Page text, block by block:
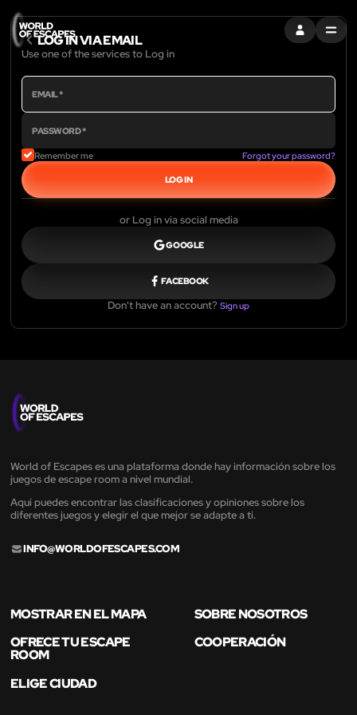
ENTRARMENU
LOG IN VIA EMAIL
Use one of the services to Log in
Remember me Forgot your password?
LOG IN
or Log in via social media
GOOGLE
FACEBOOK
Don't have an account? Sign up
World of Escapes es una plataforma donde hay información sobre los
juegos de escape room a nivel mundial.
Aquí puedes encontrar las clasificaciones y opiniones sobre los
diferentes juegos y elegir el que mejor se adapte a ti.
INFO@WORLDOFESCAPES.COM
MOSTRAR EN EL MAPA
SOBRE NOSOTROS
OFRECE TU ESCAPE
ROOM
COOPERACIÓN
ELIGE CIUDAD